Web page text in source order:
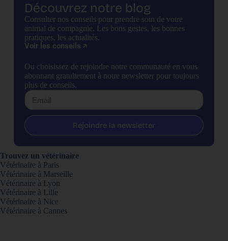
Découvrez notre blog
Consulter nos conseils pour prendre soin de votre
animal de compagnie. Les bons gestes, les bonnes
pratiques, les actualités.
Voir les conseils
Ou choisissez de rejoindre notre communauté en vous
abonnant gratuitement à notre newsletter pour toujours
plus de conseils.
Rejoindre la newsletter
Trouvez un vétérinaire
Vétérinaire à Paris
Vétérinaire à Marseille
Vétérinaire à Lyon
Vétérinaire à Lille
Vétérinaire à Nice
Vétérinaire à Cannes